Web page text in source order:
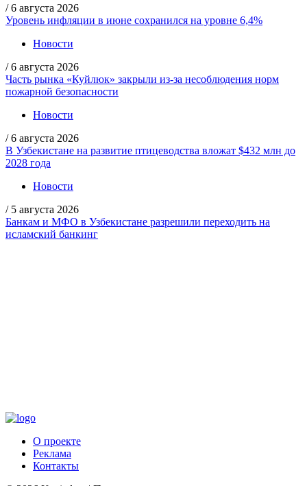
/ 6 августа 2026
Уровень инфляции в июне сохранился на уровне 6,4%
Новости
/ 6 августа 2026
Часть рынка «Куйлюк» закрыли из-за несоблюдения норм
пожарной безопасности
Новости
/ 6 августа 2026
В Узбекистане на развитие птицеводства вложат $432 млн до
2028 года
Новости
/ 5 августа 2026
Банкам и МФО в Узбекистане разрешили переходить на
исламский банкинг
О проекте
Реклама
Контакты